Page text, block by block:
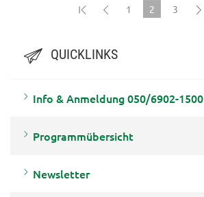
1
2
3
QUICKLINKS
Info & Anmeldung 050/6902-1500
Programmübersicht
Newsletter